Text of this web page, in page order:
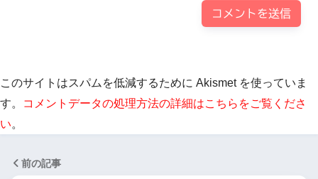
このサイトはスパムを低減するために Akismet を使っていま
す。
コメントデータの処理方法の詳細はこちらをご覧くださ
い。
前の記事